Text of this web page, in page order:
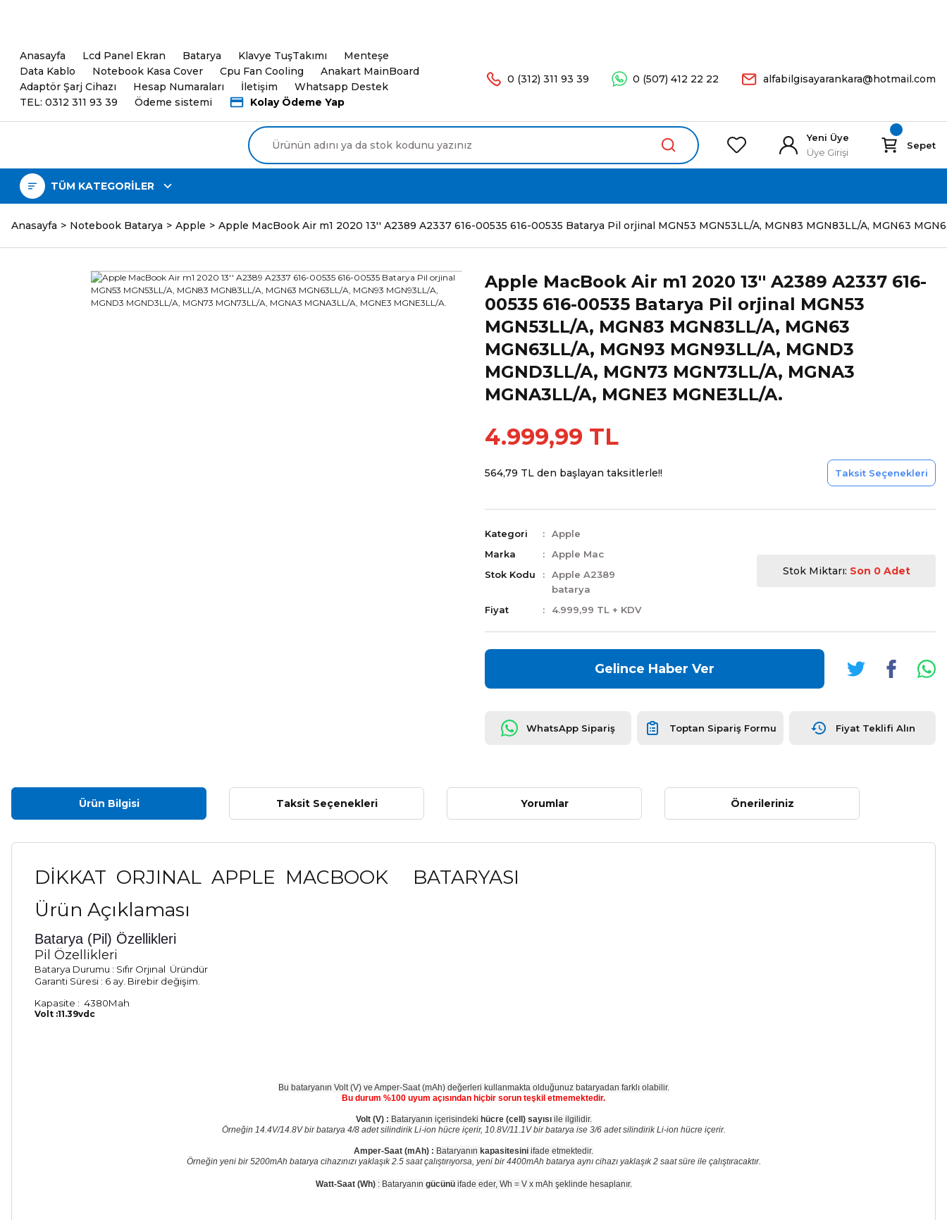
Anasayfa Lcd Panel Ekran Batarya Klavye TuşTakımı
Menteşe
Data Kablo
Notebook Kasa Cover Cpu Fan Cooling
Anakart MainBoard
Adaptör Şarj Cihazı
Hesap Numaraları İletişim
Whatsapp Destek
TEL: 0312 311 93 39
Ödeme sistemi Kolay Ödeme Yap
0 (312) 311 93 39 0 (507) 412 22 22 alfabilgisayarankara@hotmail.com
Yeni Üye
Üye Girişi
Sepet
TÜM KATEGORİLER
Anasayfa Notebook Batarya Apple Apple MacBook Air m1 2020 13'' A2389 A2337 616-00535 616-00535 Batarya Pil orjinal MGN53 MGN53LL/A, MGN83 MGN83LL/A, MGN63
Apple MacBook Air m1 2020 13'' A2389 A2337 616-
00535 616-00535 Batarya Pil orjinal MGN53
MGN53LL/A, MGN83 MGN83LL/A, MGN63
MGN63LL/A, MGN93 MGN93LL/A, MGND3
MGND3LL/A, MGN73 MGN73LL/A, MGNA3
MGNA3LL/A, MGNE3 MGNE3LL/A.
4.999,99 TL
564,79 TL den başlayan taksitlerle!! Taksit Seçenekleri
Kategori
Apple
Marka
Apple Mac
Stok Kodu
Apple A2389
batarya
Fiyat
4.999,99 TL + KDV
Stok Miktarı: Son 0 Adet
Gelince Haber Ver
WhatsApp Sipariş Toptan Sipariş Formu Fiyat Teklifi Alın
Ürün Bilgisi Taksit Seçenekleri Yorumlar Önerileriniz
DİKKAT ORJINAL APPLE MACBOOK
BATARYASI
Ürün Açıklaması
Batarya (Pil) Özellikleri
Pil Özellikleri
Batarya Durumu : Sıfır Orjınal Üründür
Garanti Süresi : 6 ay. Birebir değişim.
Kapasite : 4380Mah
Volt :11.39vdc
Bu bataryanın Volt (V) ve Amper-Saat (mAh) değerleri kullanmakta olduğunuz bataryadan farklı olabilir.
Bu durum %100 uyum açısından hiçbir sorun teşkil etmemektedir.
Volt (V) : Bataryanın içerisindeki hücre (cell) sayısıile ilgilidir.
Örneğin 14.4V/14.8V bir batarya 4/8 adet silindirik Li-ion hücre içerir, 10.8V/11.1V bir batarya ise 3/6 adet silindirik Li-ion hücre içerir.
Amper-Saat (mAh) : Bataryanın kapasitesini ifade etmektedir.
Örneğin yeni bir 5200mAh batarya cihazınızı yaklaşık 2.5 saat çalıştırıyorsa, yeni bir 4400mAh batarya aynı cihazı yaklaşık 2 saat süre ile çalıştıracaktır.
Watt-Saat (Wh): Bataryanın gücünüifade eder, Wh = V x mAh şeklinde hesaplanır.